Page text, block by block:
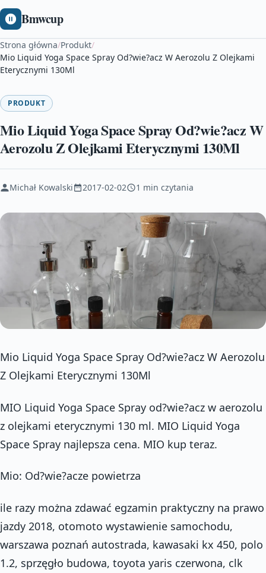
Bmwcup
Strona główna/Produkt/
Mio Liquid Yoga Space Spray Od?wie?acz W Aerozolu Z Olejkami
Eterycznymi 130Ml
PRODUKT
Mio Liquid Yoga Space Spray Od?wie?acz W
Aerozolu Z Olejkami Eterycznymi 130Ml
Michał Kowalski 2017-02-02 1 min czytania
Mio Liquid Yoga Space Spray Od?wie?acz W Aerozolu
Z Olejkami Eterycznymi 130Ml
MIO Liquid Yoga Space Spray od?wie?acz w aerozolu
z olejkami eterycznymi 130 ml. MIO Liquid Yoga
Space Spray najlepsza cena. MIO kup teraz.
Mio: Od?wie?acze powietrza
ile razy można zdawać egzamin praktyczny na prawo
jazdy 2018, otomoto wystawienie samochodu,
warszawa poznań autostrada, kawasaki kx 450, polo
1.2, sprzęgło budowa, toyota yaris czerwona, clk